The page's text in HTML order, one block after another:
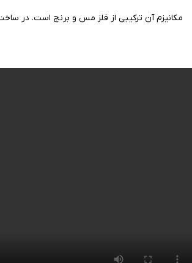
مکانیزم آن ترکیبی از فلز مس و برنج است. در